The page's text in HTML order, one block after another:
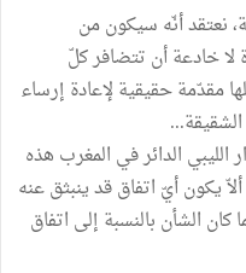
نعتقد أنّه سيكون من
لا خادعة أن تتضافر كلّ
مقدّمة حقيقية لإعادة إرساء
الدائر في المغرب هذه
يكون أيّ اتفاق قد ينبثق عنه
كان الشأن بالنسبة إلى اتفاق